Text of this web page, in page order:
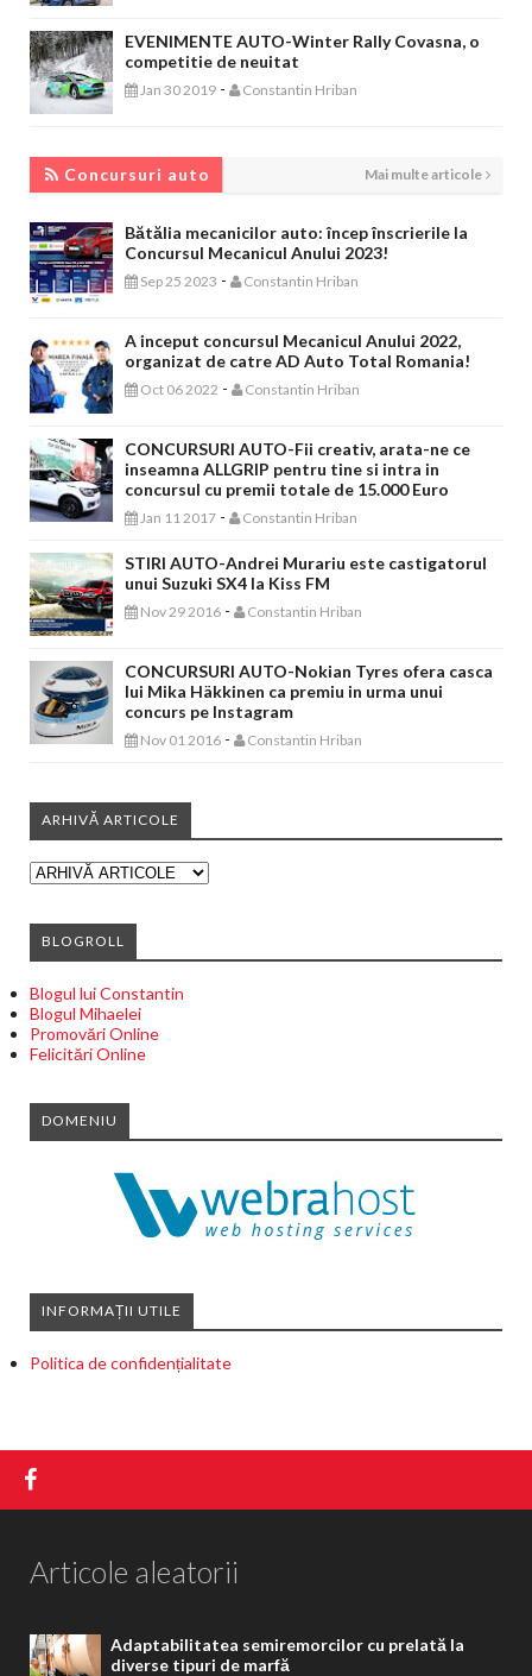
EVENIMENTE AUTO-Winter Rally Covasna, o
competitie de neuitat
Jan 30 2019 - Constantin Hriban
Concursuri auto Mai multe articole
Bătălia mecanicilor auto: încep înscrierile la
Concursul Mecanicul Anului 2023!
Sep 25 2023 - Constantin Hriban
A inceput concursul Mecanicul Anului 2022,
organizat de catre AD Auto Total Romania!
Oct 06 2022 - Constantin Hriban
CONCURSURI AUTO-Fii creativ, arata-ne ce
inseamna ALLGRIP pentru tine si intra in
concursul cu premii totale de 15.000 Euro
Jan 11 2017 - Constantin Hriban
STIRI AUTO-Andrei Murariu este castigatorul
unui Suzuki SX4 la Kiss FM
Nov 29 2016 - Constantin Hriban
CONCURSURI AUTO-Nokian Tyres ofera casca
lui Mika Häkkinen ca premiu in urma unui
concurs pe Instagram
Nov 01 2016 - Constantin Hriban
ARHIVĂ ARTICOLE
BLOGROLL
Blogul lui Constantin
Blogul Mihaelei
Promovări Online
Felicitări Online
DOMENIU
INFORMAȚII UTILE
Politica de confidențialitate
Articole aleatorii
Adaptabilitatea semiremorcilor cu prelată la
diverse tipuri de marfă